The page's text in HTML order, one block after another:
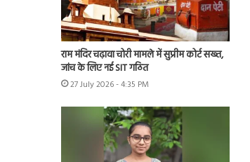
राम मंदिर चढ़ावा चोरी मामले में सुप्रीम कोर्ट सख्त,
जांच के लिए नई SIT गठित
27 July 2026 - 4:35 PM